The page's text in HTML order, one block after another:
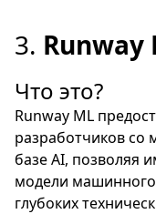
3. Runway
Что это?
Runway ML
разработчиков
базе AI, позволяя
модели
глубоких